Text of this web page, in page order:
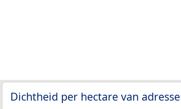
Dichtheid per hectare van